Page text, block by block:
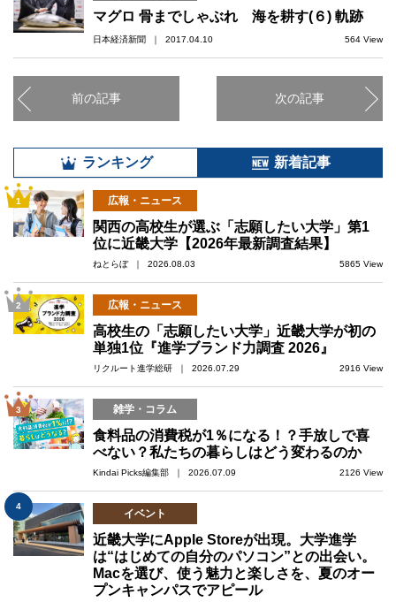
マグロ 骨までしゃぶれ 海を耕す(６) 軌跡
日本経済新聞 ｜ 2017.04.10 564 View
前の記事 次の記事
ランキング 新着記事
1 広報・ニュース
関西の高校生が選ぶ「志願したい大学」第1
位に近畿大学【2026年最新調査結果】
ねとらぼ ｜ 2026.08.03 5865 View
2 広報・ニュース
高校生の「志願したい大学」近畿大学が初の
単独1位『進学ブランド力調査 2026』
リクルート進学総研 ｜ 2026.07.29 2916 View
3 雑学・コラム
食料品の消費税が1％になる！？手放しで喜
べない？私たちの暮らしはどう変わるのか
Kindai Picks編集部 ｜ 2026.07.09 2126 View
4
イベント
近畿大学にApple Storeが出現。大学進学
は“はじめての自分のパソコン”との出会い。
Macを選び、使う魅力と楽しさを、夏のオー
プンキャンパスでアピール